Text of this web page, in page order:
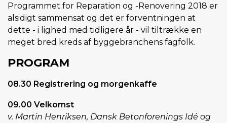
Programmet for Reparation og -Renovering 2018 er
alsidigt sammensat og det er forventningen at
dette - i lighed med tidligere år - vil tiltrække en
meget bred kreds af byggebranchens fagfolk.
PROGRAM
08.30 Registrering og morgenkaffe
09.00 Velkomst
v. Martin Henriksen, Dansk Betonforenings Idé og